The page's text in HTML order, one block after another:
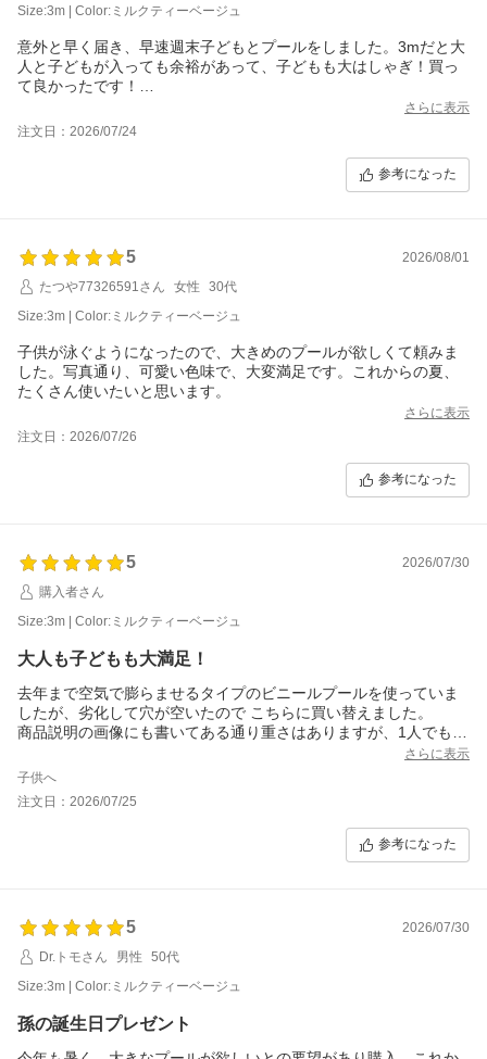
Size:3m | Color:ミルクティーベージュ
意外と早く届き、早速週末子どもとプールをしました。3mだと大
人と子どもが入っても余裕があって、子どもも大はしゃぎ！買っ
て良かったです！
色味もかわいく、準備もそんなに時間がかからなかったので、今
年はたくさん遊べそうです。
星一つ減らしたのは、支柱が片方だけピンと張れず側面が内側に
さらに表示
注文日：2026/07/24
参考になった
5
2026/08/01
たつや77326591さん
女性
30代
Size:3m | Color:ミルクティーベージュ
子供が泳ぐようになったので、大きめのプールが欲しくて頼みま
した。写真通り、可愛い色味で、大変満足です。これからの夏、
たくさん使いたいと思います。
さらに表示
注文日：2026/07/26
参考になった
5
2026/07/30
購入者さん
Size:3m | Color:ミルクティーベージュ
大人も子どもも大満足！
去年まで空気で膨らませるタイプのビニールプールを使っていま
したが、劣化して穴が空いたので こちらに買い替えました。
商品説明の画像にも書いてある通り重さはありますが、1人でもな
子どもがプールしたい！と言ったときに出して広げたらすぐに遊
べるし、雨の日はサッと片付けることができて良いです。
色味も家の雰囲気に馴染むナチュラルカラーで気に入りました。
さらに表示
子供へ
注文日：2026/07/25
参考になった
5
2026/07/30
Dr.トモさん
男性
50代
Size:3m | Color:ミルクティーベージュ
孫の誕生日プレゼント